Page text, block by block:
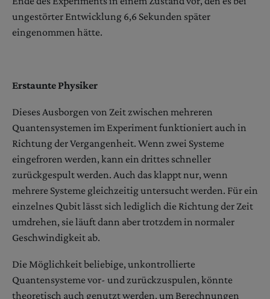
ungestörter Entwicklung 6,6 Sekunden später
eingenommen hätte.
Erstaunte Physiker
Dieses Ausborgen von Zeit zwischen mehreren
Quantensystemen im Experiment funktioniert auch in
Richtung der Vergangenheit. Wenn zwei Systeme
eingefroren werden, kann ein drittes schneller
zurückgespult werden. Auch das klappt nur, wenn
mehrere Systeme gleichzeitig untersucht werden. Für ein
einzelnes Qubit lässt sich lediglich die Richtung der Zeit
umdrehen, sie läuft dann aber trotzdem in normaler
Geschwindigkeit ab.
Die Möglichkeit beliebige, unkontrollierte
Quantensysteme vor- und zurückzuspulen, könnte
theoretisch auch genutzt werden, um Berechnungen